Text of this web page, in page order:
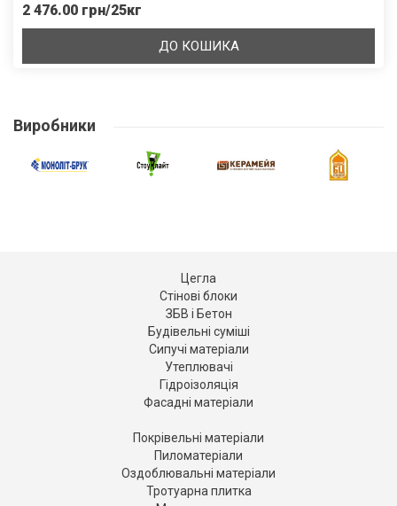
2 476.00 грн/25кг
ДО КОШИКА
Виробники
Цегла
Стінові блоки
ЗБВ і Бетон
Будівельні суміші
Сипучі матеріали
Утеплювачі
Гідроізоляція
Фасадні матеріали
Покрівельні матеріали
Пиломатеріали
Оздоблювальні матеріали
Тротуарна плитка